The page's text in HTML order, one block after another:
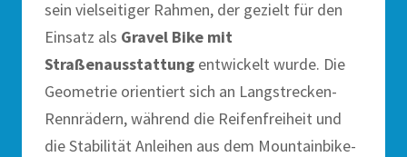
sein vielseitiger Rahmen, der gezielt für den
Einsatz als Gravel Bike mit
Straßenausstattung entwickelt wurde. Die
Geometrie orientiert sich an Langstrecken-
Rennrädern, während die Reifenfreiheit und
die Stabilität Anleihen aus dem Mountainbike-